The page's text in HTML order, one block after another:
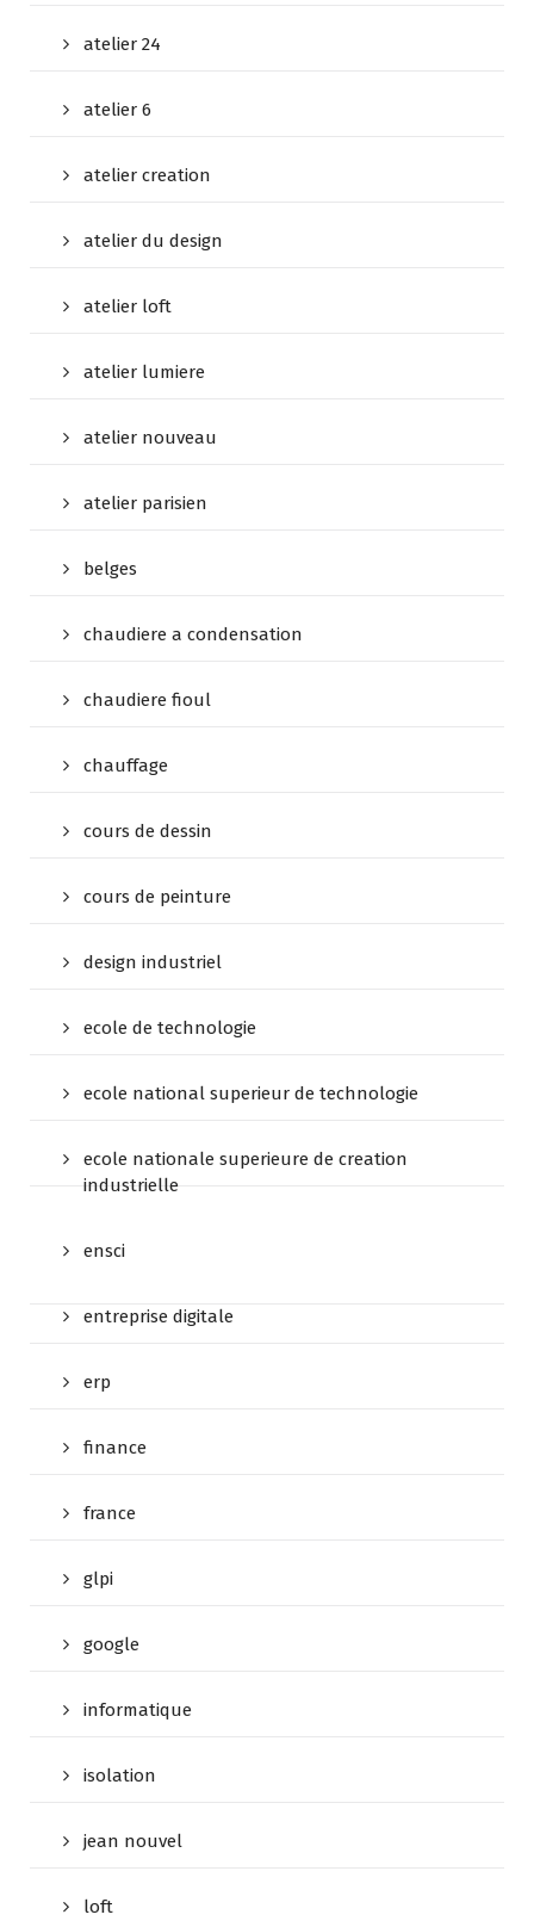
atelier 24
atelier 6
atelier creation
atelier du design
atelier loft
atelier lumiere
atelier nouveau
atelier parisien
belges
chaudiere a condensation
chaudiere fioul
chauffage
cours de dessin
cours de peinture
design industriel
ecole de technologie
ecole national superieur de technologie
ecole nationale superieure de creation
industrielle
ensci
entreprise digitale
erp
finance
france
glpi
google
informatique
isolation
jean nouvel
loft